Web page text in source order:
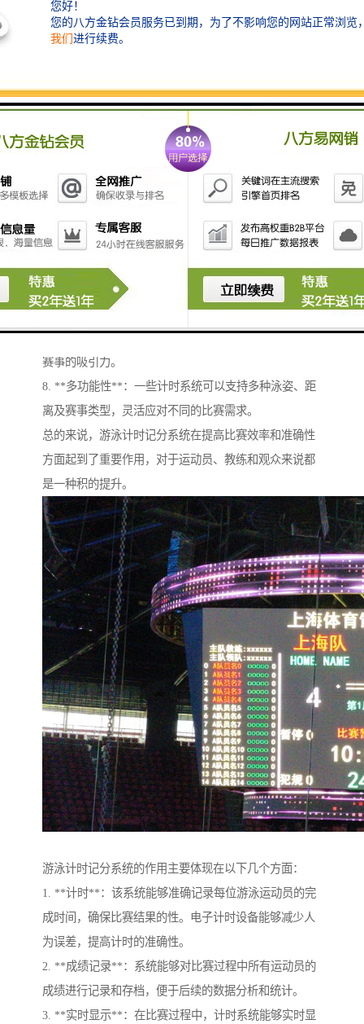
感。
3. **数据记录**：计时系统可自动记录每一位运动员的
制定训练计划。
性，确保比赛的性，保证所有运动员在相同条件下竞
5. **易于管理**：通过软件系统，可以统一管理赛事信
作。
6. **历史追踪**：系统可储存历史数据，方便追踪运动
员的表现和进步，帮助他们实现长期目标。
7. **观众互动**：一些现代计时系统还可以与广播和网
络直播结合，为观众提供即时的成绩更新和分析，提升
赛事的吸引力。
8. **多功能性**：一些计时系统可以支持多种泳姿、距
离及赛事类型，灵活应对不同的比赛需求。
总的来说，游泳计时记分系统在提高比赛效率和准确性
方面起到了重要作用，对于运动员、教练和观众来说都
是一种积的提升。
游泳计时记分系统的作用主要体现在以下几个方面：
1. **计时**：该系统能够准确记录每位游泳运动员的完
成时间，确保比赛结果的性。电子计时设备能够减少人
为误差，提高计时的准确性。
2. **成绩记录**：系统能够对比赛过程中所有运动员的
成绩进行记录和存档，便于后续的数据分析和统计。
3. **实时显示**：在比赛过程中，计时系统能够实时显